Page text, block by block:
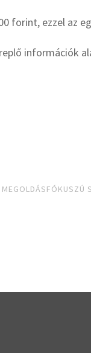
forint, ezzel az
információk
MEGOLDÁSFÓKUSZÚ